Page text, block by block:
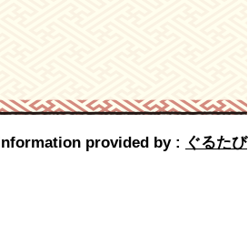
provided by : ぐるたび